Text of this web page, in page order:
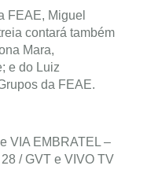
FEAE, Miguel
contará também
Mara,
e do Luiz
da FEAE.
VIA EMBRATEL –
/ GVT e VIVO TV